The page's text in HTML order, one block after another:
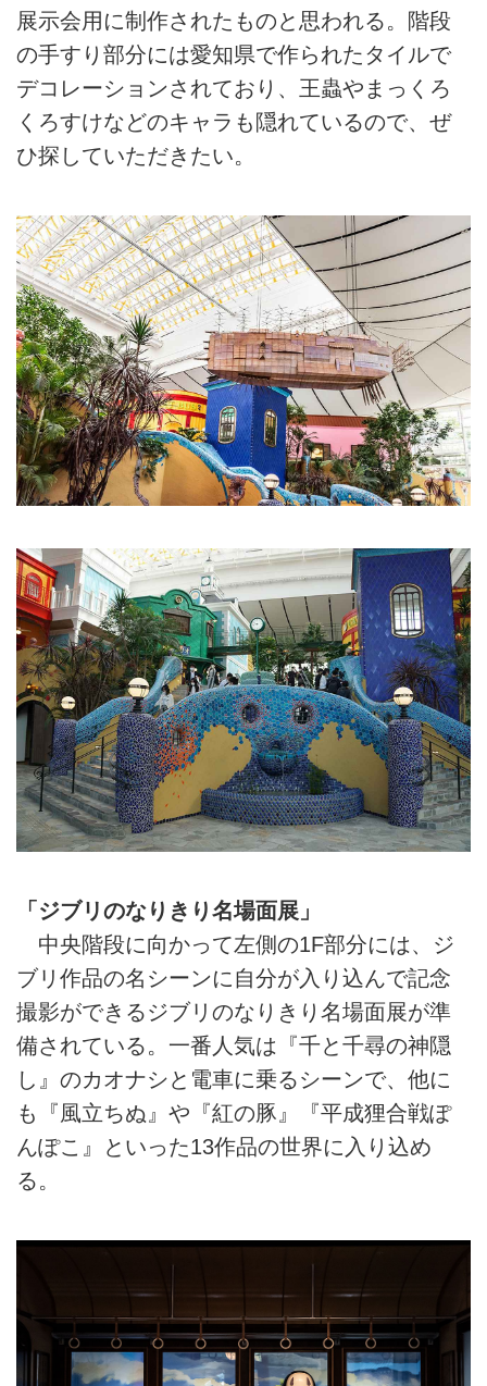
展示会用に制作されたものと思われる。階段
の手すり部分には愛知県で作られたタイルで
デコレーションされており、王蟲やまっくろ
くろすけなどのキャラも隠れているので、ぜ
ひ探していただきたい。
「ジブリのなりきり名場面展」
中央階段に向かって左側の1F部分には、ジ
ブリ作品の名シーンに自分が入り込んで記念
撮影ができるジブリのなりきり名場面展が準
備されている。一番人気は『千と千尋の神隠
し』のカオナシと電車に乗るシーンで、他に
も『風立ちぬ』や『紅の豚』『平成狸合戦ぽ
んぽこ』といった13作品の世界に入り込め
る。